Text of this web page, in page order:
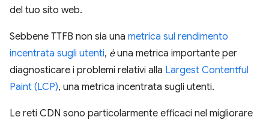
del tuo sito web.
Sebbene TTFB non sia una metrica sul rendimento
incentrata sugli utenti, èuna metrica importante per
diagnosticare i problemi relativi alla Largest Contentful
Paint (LCP), una metrica incentrata sugli utenti.
Le reti CDN sono particolarmente efficaci nel migliorare